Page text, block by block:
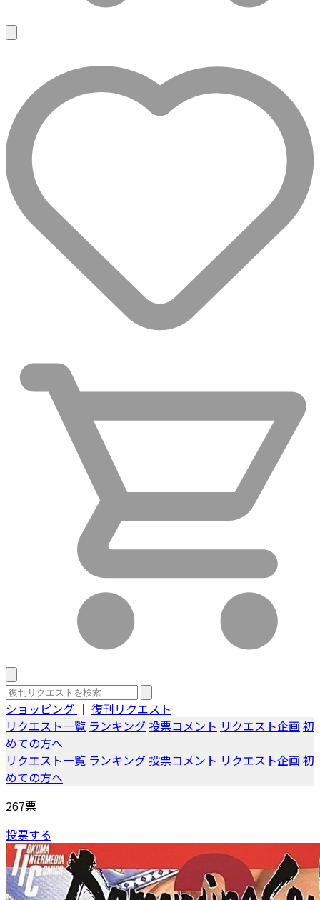
ショッピング ｜ 復刊リクエスト
リクエスト一覧 ランキング投票コメント リクエスト企画 初
めての方へ
リクエスト一覧 ランキング投票コメント リクエスト企画 初
めての方へ
267票
投票する